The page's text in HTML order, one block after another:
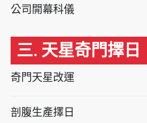
公司開幕科儀
三. 天星奇門擇日
奇門天星改運
剖腹生產擇日